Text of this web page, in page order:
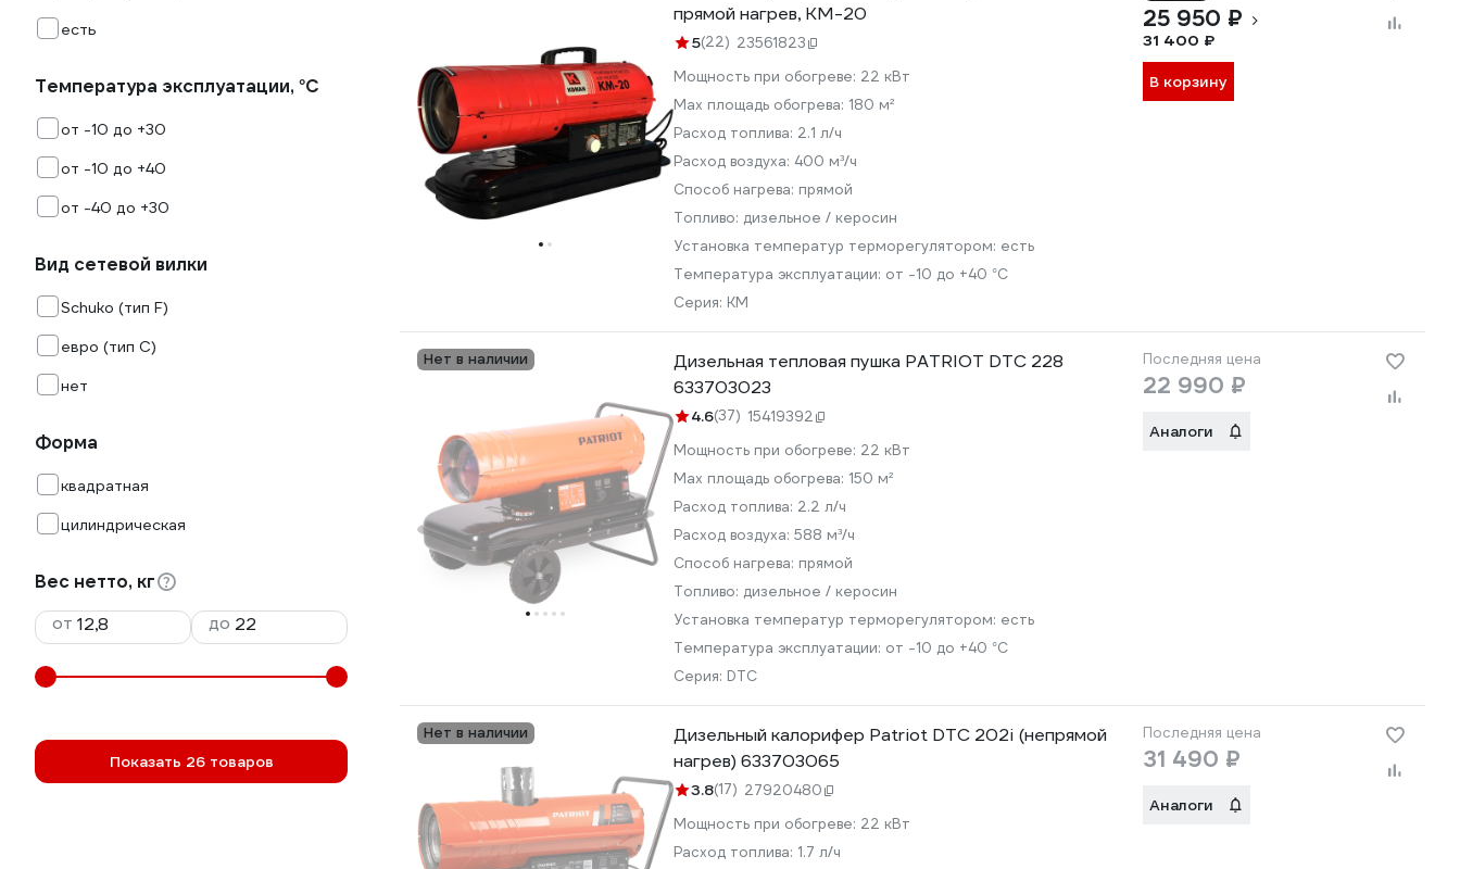
есть
Температура эксплуатации, °С
от -10 до +30
от -10 до +40
от -40 до +30
Вид сетевой вилки
Schuko (тип F)
евро (тип С)
нет
Форма
квадратная
цилиндрическая
Вес нетто, кг
от
до
Показать 26 товаров
прямой нагрев, KM-20
5(22) 23561823
Мощность при обогреве: 22 кВт
Max площадь обогрева: 180 м²
Расход топлива: 2.1 л/ч
Расход воздуха: 400 м³/ч
Способ нагрева: прямой
Топливо: дизельное / керосин
Установка температур терморегулятором: есть
Температура эксплуатации: от -10 до +40 °С
Серия: KM
25 950 ₽
31 400 ₽
В корзину
Нет в наличии
Дизельная тепловая пушка PATRIOT DTC 228
633703023
4.6(37) 15419392
Мощность при обогреве: 22 кВт
Max площадь обогрева: 150 м²
Расход топлива: 2.2 л/ч
Расход воздуха: 588 м³/ч
Способ нагрева: прямой
Топливо: дизельное / керосин
Установка температур терморегулятором: есть
Температура эксплуатации: от -10 до +40 °С
Серия: DTC
Последняя цена
22 990 ₽
Аналоги
Нет в наличии
Дизельный калорифер Patriot DTC 202i (непрямой
нагрев) 633703065
3.8(17) 27920480
Мощность при обогреве: 22 кВт
Расход топлива: 1.7 л/ч
Последняя цена
31 490 ₽
Аналоги